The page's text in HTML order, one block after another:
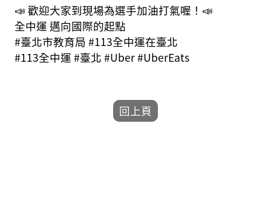
📣 歡迎大家到現場為選手加油打氣喔！📣
全中運 邁向國際的起點
#臺北市教育局 #113全中運在臺北
#113全中運 #臺北 #Uber #UberEats